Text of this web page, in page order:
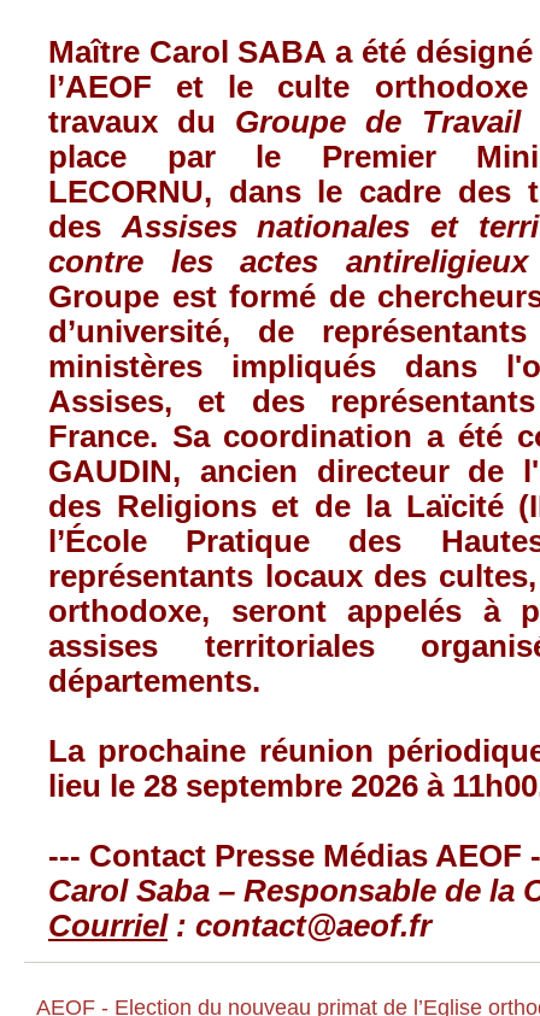
Maître Carol SABA a été
l’AEOF et le culte
travaux du Groupe de Travail
place par le Premier
LECORNU, dans le cadre des
des Assises nationales et
contre les actes
Groupe est formé de
d’université, de
ministères impliqués dans
Assises, et des
France. Sa coordination a été
GAUDIN, ancien directeur de
des Religions et de la Laïcité
l’École Pratique des
représentants locaux des
orthodoxe, seront appelés à
assises territoriales
départements.
La prochaine réunion
lieu le 28 septembre 2026 à
--- Contact Presse Médias AEOF
Carol Saba – Responsable de la
Courriel: contact@aeof.fr
AEOF - Election du nouveau primat de l’Eglise